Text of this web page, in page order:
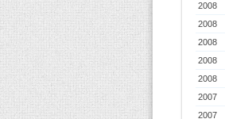
2008
2008
2008
2008
2008
2007
2007